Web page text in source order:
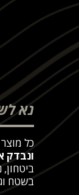
נא
כל
ונבדק
בשטח